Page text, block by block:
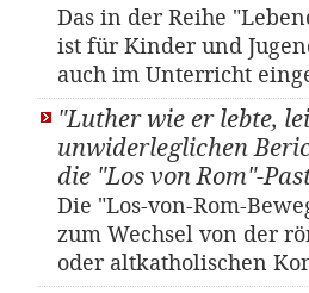
Das in der Reihe
ist für Kinder und
auch im Unterricht
"Luther wie er lebte,
unwiderleglichen
die "Los von Rom"-
Die "Los-von-Rom-
zum Wechsel von der
oder altkatholischen